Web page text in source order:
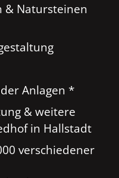
& Natursteinen
Anlagen *
& weitere
in Hallstadt
verschiedener